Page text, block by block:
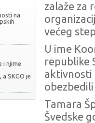
na
i njime
SKGO je
zalaže za
većeg
U ime
republike
aktivnosti
Tamara
Švedske